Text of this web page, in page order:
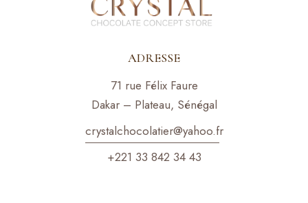
ADRESSE
71 rue Félix Faure
Dakar – Plateau, Sénégal
crystalchocolatier@yahoo.fr
+221 33 842 34 43